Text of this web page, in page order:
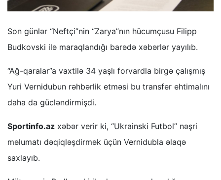
Son günlər “Neftçi”nin “Zarya”nın hücumçusu Filipp
Budkovski ilə maraqlandığı barədə xəbərlər yayılıb.
“Ağ-qaralar”a vaxtilə 34 yaşlı forvardla birgə çalışmış
Yuri Vernidubun rəhbərlik etməsi bu transfer ehtimalını
daha da gücləndirmişdi.
Sportinfo.az xəbər verir ki, “Ukrainski Futbol” nəşri
məlumatı dəqiqləşdirmək üçün Vernidubla əlaqə
saxlayıb.